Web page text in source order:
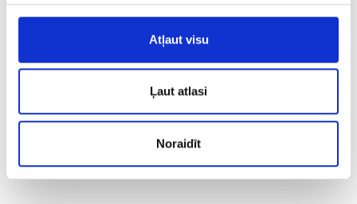
Atļaut visu
Ļaut atlasi
Noraidīt
Bojātā zoba emaljas
struktūras atjaunošana ar
ICON materiālu,
neizmantojot zobu urbšanu!